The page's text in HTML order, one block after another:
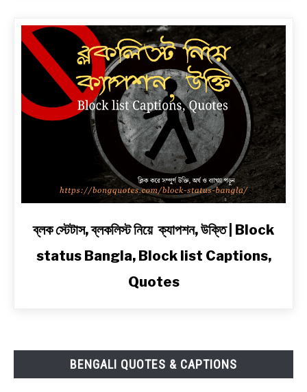
|
সেরা
প্রেম,
রোমান্টিক,
অ্যাটিটিউড
linkব্লক স্টেটাস, ব্লকলিস্ট নিয়ে ক্যাপশন, উক্তি | Block
status Bangla, Block list Captions,
Quotes
BENGALI QUOTES & CAPTIONS